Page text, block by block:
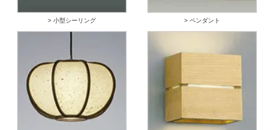
> 小型シーリング > ペンダント